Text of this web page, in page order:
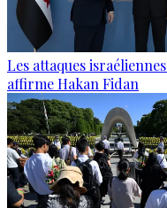
Les attaques
affirme Hakan Fidan